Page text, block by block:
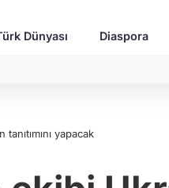
Dünyası Diaspora
yapacak